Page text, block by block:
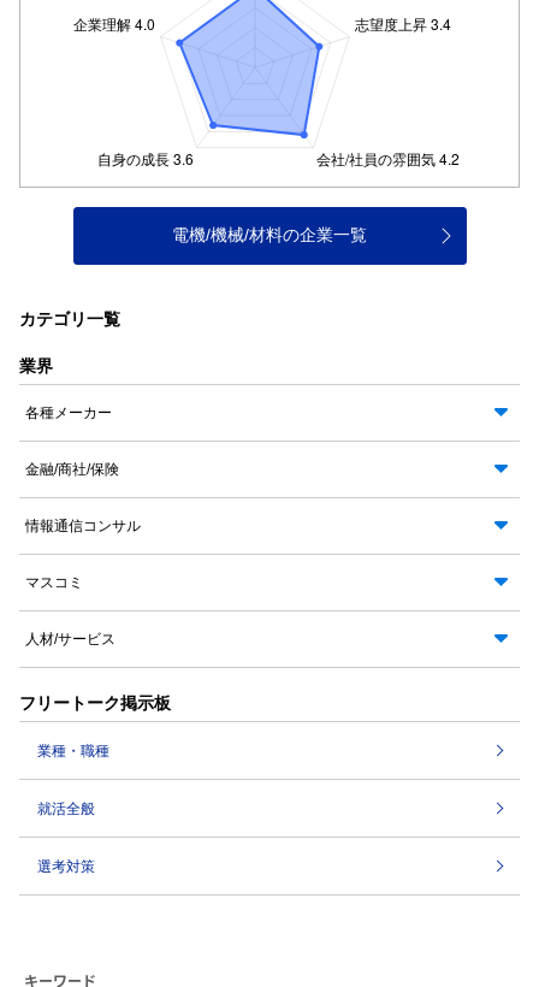
電機/機械/材料の企業一覧
カテゴリ一覧
業界
各種メーカー
金融/商社/保険
情報通信コンサル
マスコミ
人材/サービス
フリートーク掲示板
業種・職種
就活全般
選考対策
キーワード